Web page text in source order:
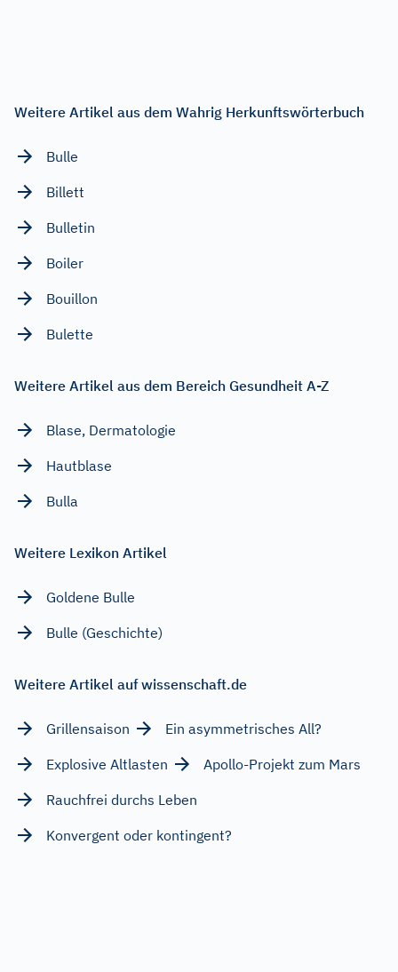
Weitere Artikel aus dem Wahrig Herkunftswörterbuch
Bulle
Billett
Bulletin
Boiler
Bouillon
Bulette
Weitere Artikel aus dem Bereich Gesundheit A-Z
Blase, Dermatologie
Hautblase
Bulla
Weitere Lexikon Artikel
Goldene Bulle
Bulle (Geschichte)
Weitere Artikel auf wissenschaft.de
Grillensaison
Ein asymmetrisches All?
Explosive Altlasten
Apollo-Projekt zum Mars
Rauchfrei durchs Leben
Konvergent oder kontingent?